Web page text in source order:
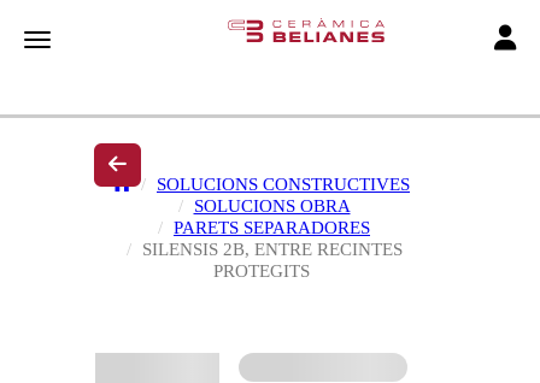
Toggle navigation
SOLUCIONS CONSTRUCTIVES
SOLUCIONS OBRA
PARETS SEPARADORES
SILENSIS 2B, ENTRE RECINTES
PROTEGITS